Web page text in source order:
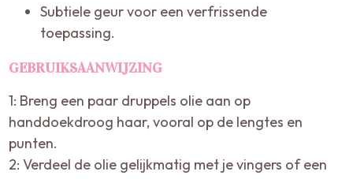
Subtiele geur voor een verfrissende
toepassing.
GEBRUIKSAANWIJZING
1: Breng een paar druppels olie aan op
handdoekdroog haar, vooral op de lengtes en
punten.
2: Verdeel de olie gelijkmatig met je vingers of een